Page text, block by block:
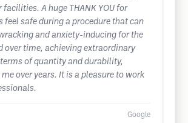
facilities. A huge THANK YOU for
feel safe during a procedure that can
and anxiety-inducing for the
over time, achieving extraordinary
of quantity and durability,
me over years. It is a pleasure to work
Google